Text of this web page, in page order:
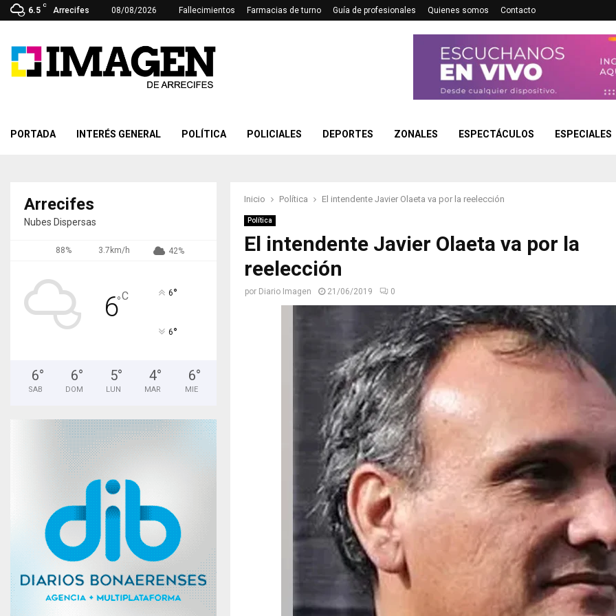
6.5
C
Arrecifes 08/08/2026 Fallecimientos Farmacias de turno Guía de profesionales Quienes somos Contacto
PORTADA INTERÉS GENERAL POLÍTICA POLICIALES DEPORTES ZONALES ESPECTÁCULOS ESPECIALES
Inicio Política El intendente Javier Olaeta va por la reelección
Política
El intendente Javier Olaeta va por la
reelección
por Diario Imagen 21/06/2019 0
Arrecifes
Nubes Dispersas
88% 3.7km/h 42%
6°C 6°
6°
6°
SAB
6°
DOM
5°
LUN
4°
MAR
6°
MIE